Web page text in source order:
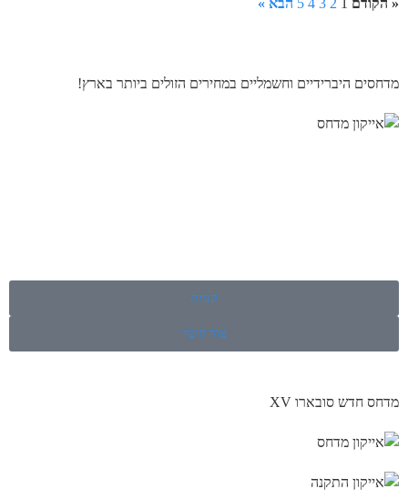
« הקודם 1
3
4
5 הבא »
מדחסים היברידיים וחשמליים במחירים הזולים ביותר בארץ!
קנייה
צור קשר
מדחס חדש סובארו XV